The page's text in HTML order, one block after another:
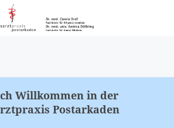
Willkommen in der
Postarkaden